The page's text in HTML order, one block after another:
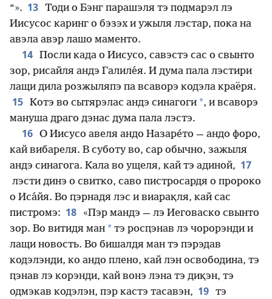
“». 13 Тоди о Бэнг парашэля тэ подмарэл лэ
Иисусос каринг о бэзэх и ужыля лэстар, пока на
авэла авэр лашо маменто.
14 Посли када о Иисусо, савэстэ сас о свынто
зор, рисайля андэ Галиле́я. И дума пала лэстири
лащи дила розжыляпэ па всаворэ кодэла краёря.
15 Котэ во сытярэлас андэ синагоги *, и всаворэ
мануша драго дэнас дума пала лэстэ.
16 О Иисусо авеля андо Назаре́то — андо форо,
кай вибареля. В суботу во, сар обычно, зажыля
андэ синагога. Кала во ущеля, кай тэ адиной, 17
лэсти динэ о свитко, саво пистросардя о пророко
о Иса́йя. Во ԥэрнадя лэс и виарақля, кай сас
пистромэ: 18
«Пэр мандэ — лэ Иеговаско свынто
зор. Во витидя ман * тэ росԥэнав лэ чорорэнди и
лащи новость. Во бишалдя ман тэ пэрэдав
кодэлэнди, ко андо плено, кай лэн освободина, тэ
ԥэнав лэ корэнди, кай вонэ лэна тэ диқэн, тэ
одмэкав кодэлэн, пэр кастэ тасавэн, 19 тэ